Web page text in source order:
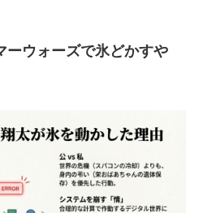
ーウォーズで氷どかすや